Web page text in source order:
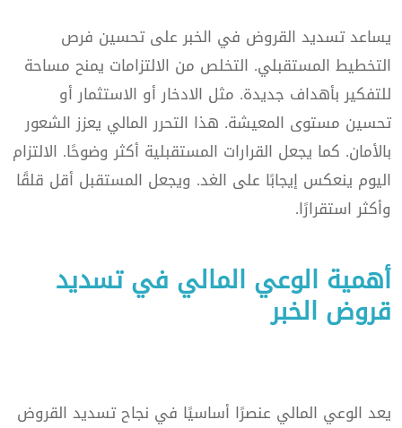
يساعد تسديد القروض في الخبر على تحسين فرص
التخطيط المستقبلي. التخلص من الالتزامات يمنح مساحة
للتفكير بأهداف جديدة. مثل الادخار أو الاستثمار أو
تحسين مستوى المعيشة. هذا التحرر المالي يعزز الشعور
بالأمان. كما يجعل القرارات المستقبلية أكثر وضوحًا. الالتزام
اليوم ينعكس إيجابًا على الغد. ويجعل المستقبل أقل قلقًا
وأكثر استقرارًا.
أهمية الوعي المالي في تسديد
قروض الخبر
يعد الوعي المالي عنصرًا أساسيًا في نجاح تسديد القروض